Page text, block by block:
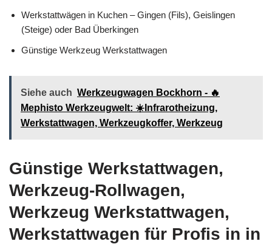
Werkstattwägen in Kuchen – Gingen (Fils), Geislingen
(Steige) oder Bad Überkingen
Günstige Werkzeug Werkstattwagen
Siehe auch Werkzeugwagen Bockhorn - 🔥
Mephisto Werkzeugwelt: ☀️Infrarotheizung,
Werkstattwagen, Werkzeugkoffer, Werkzeug
Günstige Werkstattwagen,
Werkzeug-Rollwagen,
Werkzeug Werkstattwagen,
Werkstattwagen für Profis in in